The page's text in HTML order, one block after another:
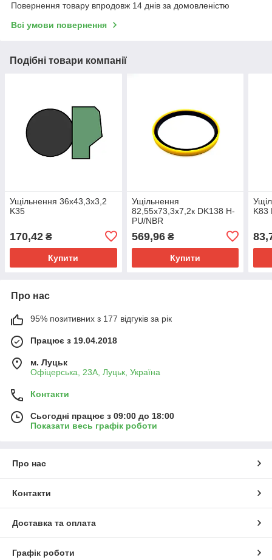
Повернення товару впродовж 14 днів за домовленістю
Всі умови повернення
Подібні товари компанії
Ущільнення 36х43,3х3,2
K35
170,42 ₴
Купити
Ущільнення
82,55х73,3х7,2к DK138 H-
PU/NBR
569,96₴
Купити
K83
Про нас
95% позитивних з 177 відгуків за рік
Працює з 19.04.2018
м. Луцьк
Офіцерська, 23А, Луцьк, Україна
Контакти
Сьогодні працює з 09:00 до 18:00
Показати весь графік роботи
Про нас
Контакти
Доставка та оплата
Графік роботи